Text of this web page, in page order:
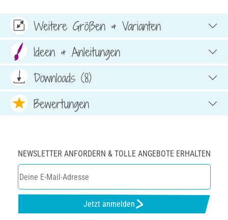
Weitere Größen & Varianten
Ideen & Anleitungen
Downloads (8)
Bewertungen
NEWSLETTER ANFORDERN & TOLLE ANGEBOTE ERHALTEN
Jetzt anmelden